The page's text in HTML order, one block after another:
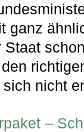
ganz
nicht
–